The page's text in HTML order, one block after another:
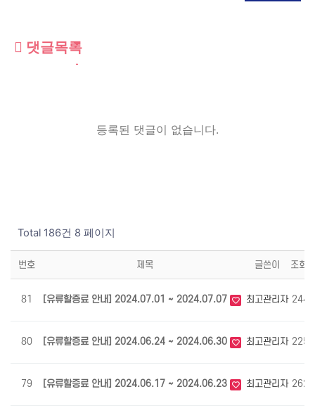
댓글목록
등록된 댓글이 없습니다.
Total 186건 8 페이지
번호 제목 글쓴이 조회
81 [유류할증료 안내] 2024.07.01 ~ 2024.07.07 최고관리자 2443
80 [유류할증료 안내] 2024.06.24 ~ 2024.06.30 최고관리자 2251
79 [유류할증료 안내] 2024.06.17 ~ 2024.06.23 최고관리자 2623